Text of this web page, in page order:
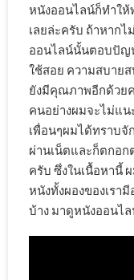
หนังออนไลน์ก็ทำให้
เลยล่ะครับ ถ้าหากไ
ออนไลน์นั้นตอบปัญห
ใช้สอย ความสบาย
ยังมีคุณภาพอีกด้วย
คนอย่างผมจะไม่แน
เพื่อนๆผมได้ทราบ
ผ่านเน็ตและก็ตกอก
ครับ ซึ่งในเนื้อหานี้
หนังทั้งผองของเรา
บ้าง มาดูหนังออนไ